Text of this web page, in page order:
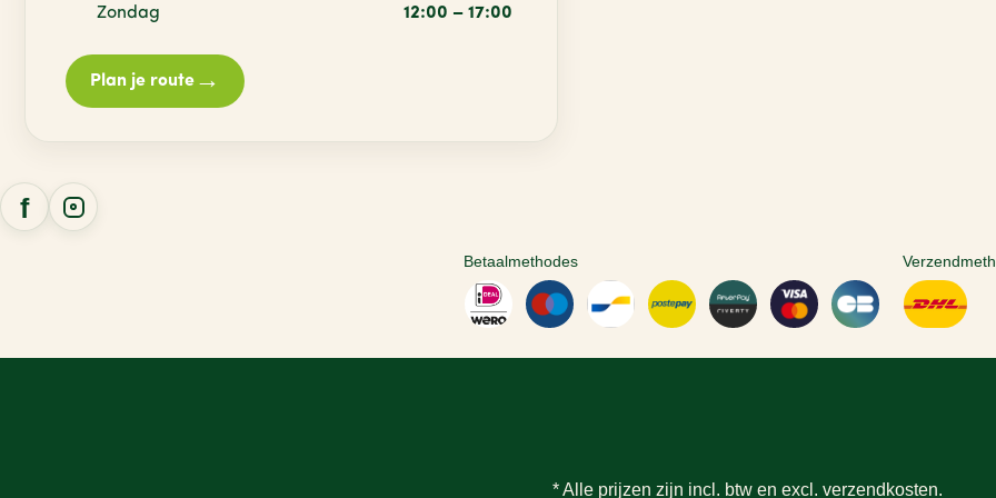
Zondag
12:00 – 17:00
Plan je route →
Betaalmethodes
* Alle prijzen zijn incl. btw en excl. verzendkosten.